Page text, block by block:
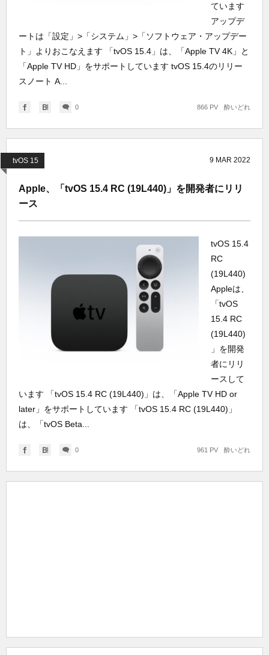
ています
アップデ
ートは「設定」>「システム」>「ソフトウェア・アップデー
ト」よりおこなえます 「tvOS 15.4」は、「Apple TV 4K」と
「Apple TV HD」をサポートしています tvOS 15.4のリリー
スノート A...
0 酔いどれ
866 PV
tvOS 15 9 MAR 2022
Apple、「tvOS 15.4 RC (19L440)」を開発者にリリ
ース
tvOS 15.4
RC
(19L440)
Appleは、
「tvOS
15.4 RC
(19L440)
」を開発
者にリリ
ースして
います 「tvOS 15.4 RC (19L440)」は、「Apple TV HD or
later」をサポートしています 「tvOS 15.4 RC (19L440)」
は、「tvOS Beta...
0 酔いどれ
961 PV